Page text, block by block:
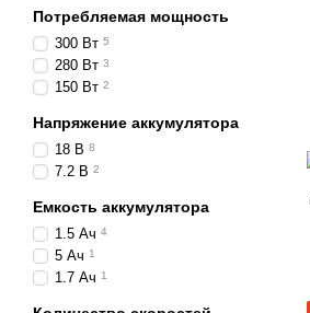
Потребляемая мощность
300 Вт 5
280 Вт 3
150 Вт 2
Напряжение аккумулятора
18 В 8
7.2 В 2
Емкость аккумулятора
1.5 Ач 4
5 Ач 1
1.7 Ач 1